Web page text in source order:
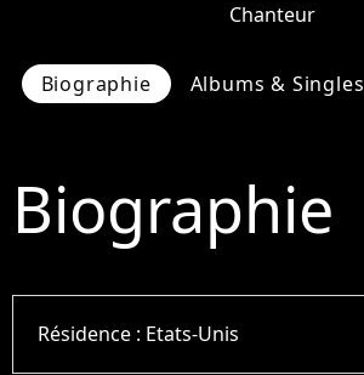
Chanteur
Biographie Albums & Singles
Biographie
Résidence : Etats-Unis